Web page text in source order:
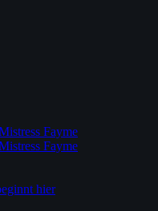
Fayme
Fayme
hier